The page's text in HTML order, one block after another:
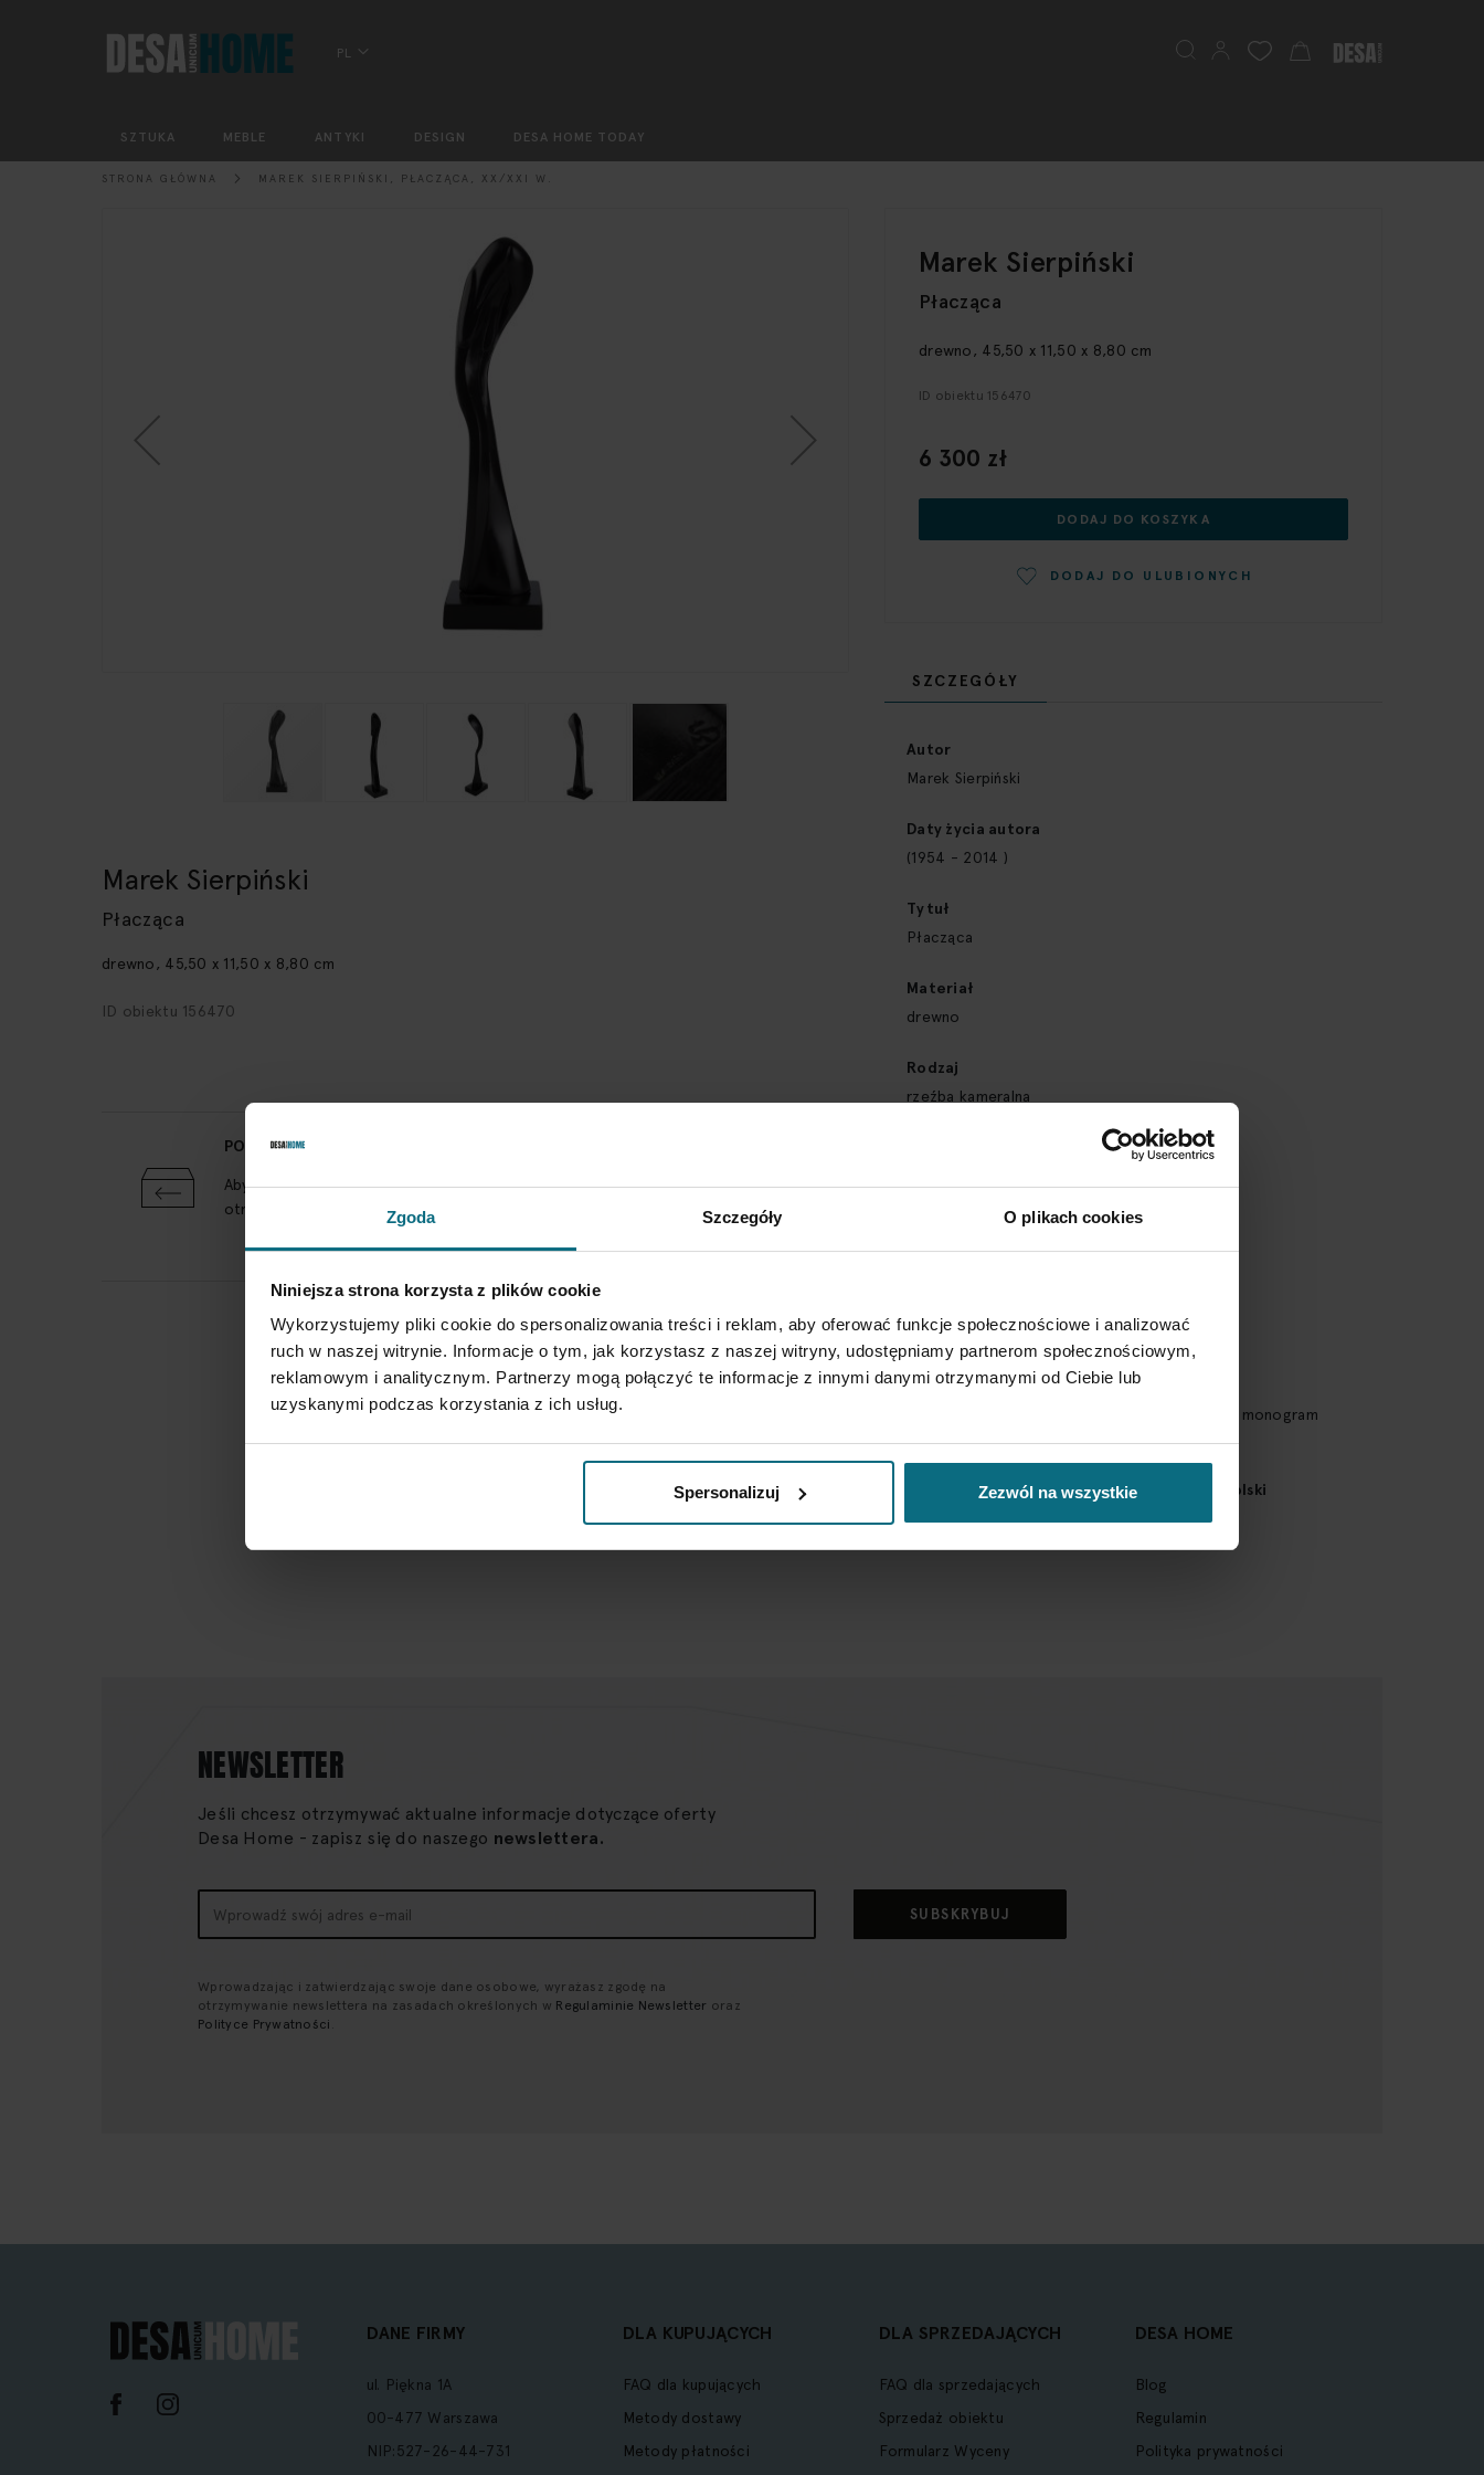
Zgoda Szczegóły O plikach cookies
Niniejsza strona korzysta z plików cookie
Wykorzystujemy pliki cookie do spersonalizowania treści i reklam, aby oferować funkcje społecznościowe i analizować
ruch w naszej witrynie. Informacje o tym, jak korzystasz z naszej witryny, udostępniamy partnerom społecznościowym,
reklamowym i analitycznym. Partnerzy mogą połączyć te informacje z innymi danymi otrzymanymi od Ciebie lub
uzyskanymi podczas korzystania z ich usług.
Spersonalizuj Zezwól na wszystkie
PL
Mój koszyk
Szukaj
SZTUKA MEBLE ANTYKI DESIGN DESA HOME TODAY
STRONA GŁÓWNA MAREK SIERPIŃSKI, PŁACZĄCA, XX/XXI W.
galerii
Marek Sierpiński
Płacząca
drewno, 45,50 x 11,50 x 8,80 cm
ID obiektu 156470
POLITYKA ZWROTÓW
Aby zwrócić obiekt skontaktuj się z Biurem Obsługi w ciągu 3 dni od
otrzymania przesyłki
Marek Sierpiński
drewno, 45,50 x 11,50 x 8,80 cm
Płacząca
ID obiektu 156470
6 300 zł
DODAJ DO KOSZYKA
DODAJ DO ULUBIONYCH
SZCZEGÓŁY
informacji
Autor
Marek Sierpiński
Daty życia autora
(1954 - 2014 )
Tytuł
Płacząca
Materiał
drewno
Rodzaj
rzeźba kameralna
rzeźba
figuracja
Sygnatura
sygnowany na podstawie: 'M. SIERPIŃSKI' oraz monogram
Wymaga zezwolenia na wywóz za granicę Polski
NEWSLETTER
Jeśli chcesz otrzymywać aktualne informacje dotyczące oferty
Desa Home - zapisz się do naszego newslettera.
nasz
SUBSKRYBUJ
Wprowadzając i zatwierdzając swoje dane osobowe, wyrażasz zgodę na
otrzymywanie newslettera na zasadach określonych w Regulaminie Newsletter oraz
Polityce Prywatności
DANE FIRMY
ul. Piękna 1A
00-477 Warszawa
NIP:527-26-44-731
DLA KUPUJĄCYCH
FAQ dla kupujących
Metody dostawy
Metody płatności
DLA SPRZEDAJĄCYCH
FAQ dla sprzedających
Sprzedaż obiektu
Formularz Wyceny
DESA HOME
Blog
Regulamin
Polityka prywatności